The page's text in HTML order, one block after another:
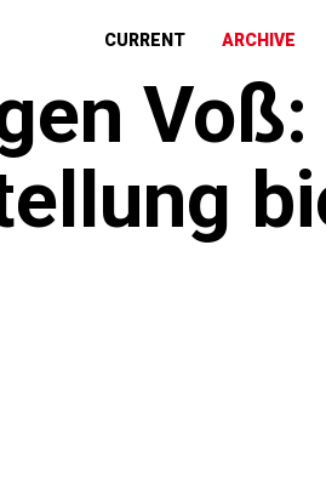
CURRENT ARCHIVE